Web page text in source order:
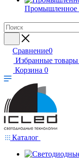
Промышленное
Сравнение0
Избранные товары
Корзина 0
Каталог